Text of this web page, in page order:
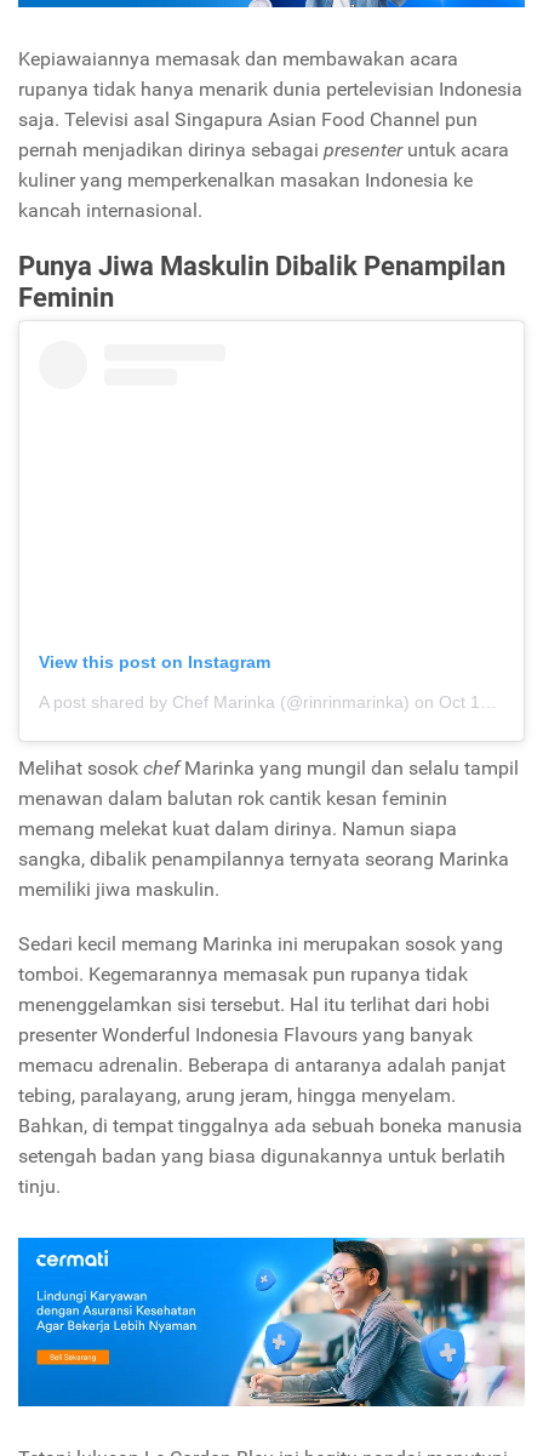
Kepiawaiannya memasak dan membawakan acara
rupanya tidak hanya menarik dunia pertelevisian Indonesia
saja. Televisi asal Singapura Asian Food Channel pun
pernah menjadikan dirinya sebagai presenteruntuk acara
kuliner yang memperkenalkan masakan Indonesia ke
kancah internasional.
Punya Jiwa Maskulin Dibalik Penampilan
Feminin
View this post on Instagram
A post shared by Chef Marinka (@rinrinmarinka) on Oct 13, 2019 at 11:00pm PDT
Melihat sosok chefMarinka yang mungil dan selalu tampil
menawan dalam balutan rok cantik kesan feminin
memang melekat kuat dalam dirinya. Namun siapa
sangka, dibalik penampilannya ternyata seorang Marinka
memiliki jiwa maskulin.
Sedari kecil memang Marinka ini merupakan sosok yang
tomboi. Kegemarannya memasak pun rupanya tidak
menenggelamkan sisi tersebut. Hal itu terlihat dari hobi
presenter Wonderful Indonesia Flavours yang banyak
memacu adrenalin. Beberapa di antaranya adalah panjat
tebing, paralayang, arung jeram, hingga menyelam.
Bahkan, di tempat tinggalnya ada sebuah boneka manusia
setengah badan yang biasa digunakannya untuk berlatih
tinju.